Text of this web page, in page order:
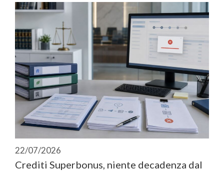
22/07/2026
Crediti Superbonus, niente decadenza dal